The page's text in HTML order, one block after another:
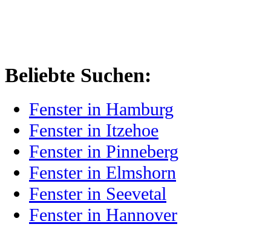
Beliebte Suchen:
Fenster in Hamburg
Fenster in Itzehoe
Fenster in Pinneberg
Fenster in Elmshorn
Fenster in Seevetal
Fenster in Hannover